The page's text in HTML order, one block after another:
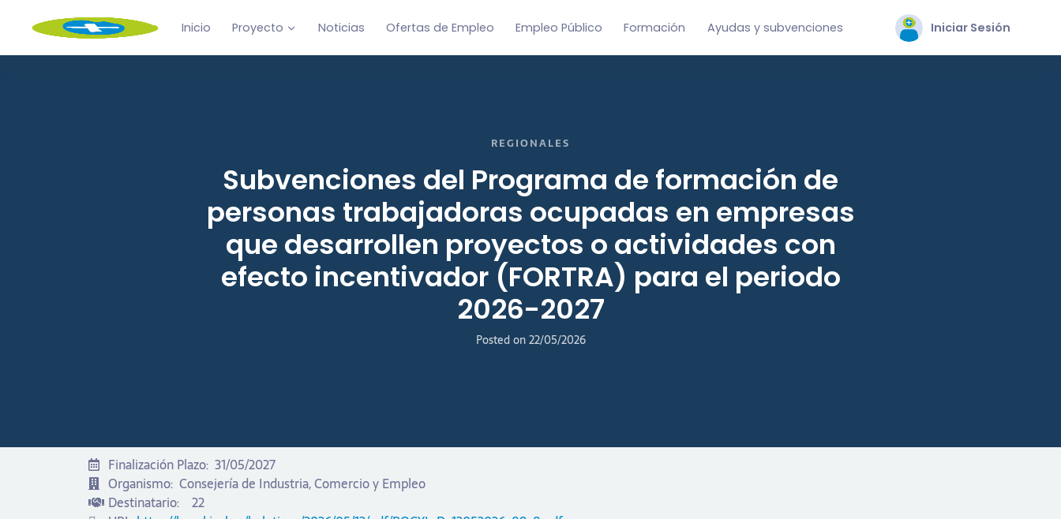
Inicio Proyecto Noticias Ofertas de Empleo Empleo Público Formación Ayudas y subvenciones Iniciar Sesión
REGIONALES
Subvenciones del Programa de formación de
personas trabajadoras ocupadas en empresas
que desarrollen proyectos o actividades con
efecto incentivador (FORTRA) para el periodo
2026-2027
Posted on22/05/2026
Finalización Plazo: 31/05/2027
Organismo: Consejería de Industria, Comercio y Empleo
Destinatario: 22